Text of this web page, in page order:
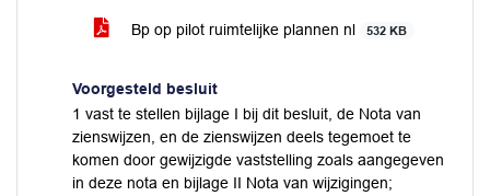
Bp op pilot ruimtelijke plannen nl 532 KB
Voorgesteld besluit
1 vast te stellen bijlage I bij dit besluit, de Nota van
zienswijzen, en de zienswijzen deels tegemoet te
komen door gewijzigde vaststelling zoals aangegeven
in deze nota en bijlage II Nota van wijzigingen;